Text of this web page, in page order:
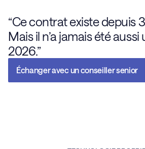
“Ce contrat existe depuis
Mais il n’a jamais été aussi
2026.”
Échanger avec un conseiller senior